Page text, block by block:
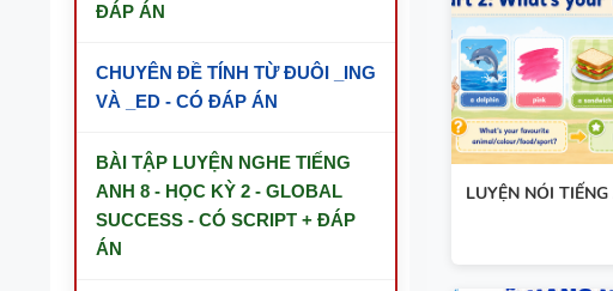
ĐÁP ÁN
CHUYÊN ĐỀ TÍNH TỪ ĐUÔI _ING
VÀ _ED - CÓ ĐÁP ÁN
BÀI TẬP LUYỆN NGHE TIẾNG
ANH 8 - HỌC KỲ 2 - GLOBAL
SUCCESS - CÓ SCRIPT + ĐÁP
ÁN
LUYỆN NÓI